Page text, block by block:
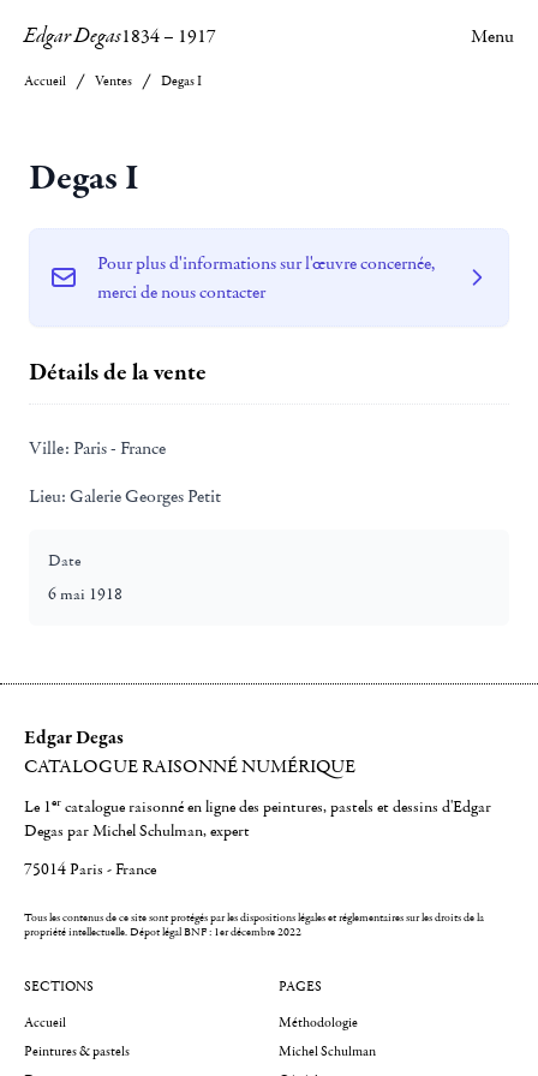
Edgar Degas1834– 1917 Menu
Accueil Ventes Degas I
Degas I
Pour plus d'informations sur l'œuvre concernée,
merci de nous contacter
Détails de la vente
Ville: Paris - France
Lieu: Galerie Georges Petit
Date
6 mai 1918
Edgar Degas
CATALOGUE RAISONNÉ NUMÉRIQUE
Le 1er catalogue raisonné en ligne des peintures, pastels et dessins d'Edgar
Degas par Michel Schulman, expert
75014 Paris - France
Tous les contenus de ce site sont protégés par les dispositions légales et réglementaires sur les droits de la
propriété intellectuelle.Dépot légal BNF : 1er décembre 2022
SECTIONS
Accueil
Peintures & pastels
PAGES
Méthodologie
Michel Schulman